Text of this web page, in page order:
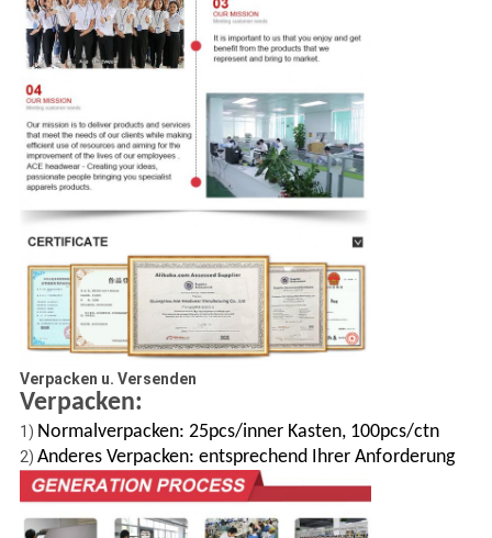
Verpacken u. Versenden
Verpacken:
1) Normalverpacken: 25pcs/inner Kasten, 100pcs/ctn
2) Anderes Verpacken: entsprechend Ihrer Anforderung